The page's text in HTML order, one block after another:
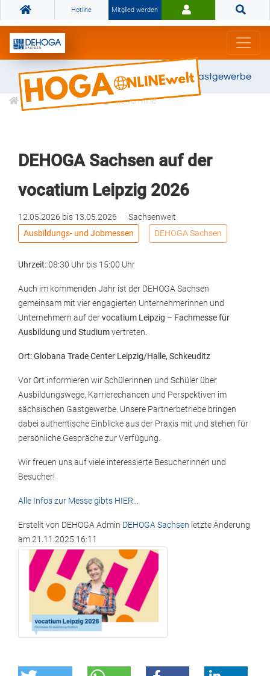
Hotline Mitglied werden
Gemeinsam stark für das Gastgewerbe
Veranstaltungen Alle Termine
DEHOGA Sachsen auf der
vocatium Leipzig 2026
12.05.2026 bis 13.05.2026
Sachsenweit
Ausbildungs- und Jobmessen
DEHOGA Sachsen
Uhrzeit:08:30 Uhr bis 15:00 Uhr
Auch im kommenden Jahr ist der DEHOGA Sachsen
gemeinsam mit vier engagierten Unternehmerinnen und
Unternehmern auf dervocatium Leipzig – Fachmesse für
Ausbildung und Studiumvertreten.
Ort: Globana Trade Center Leipzig/Halle, Schkeuditz
Vor Ort informieren wir Schülerinnen und Schüler über
Ausbildungswege, Karrierechancen und Perspektiven im
sächsischen Gastgewerbe. Unsere Partnerbetriebe bringen
dabei authentische Einblicke aus der Praxis mit und stehen für
persönliche Gespräche zur Verfügung.
Wir freuen uns auf viele interessierte Besucherinnen und
Besucher!
Alle Infos zur Messe gibts HIER…
Erstellt von DEHOGA Admin DEHOGA Sachsen letzte Änderung
am21.11.2025 16:11